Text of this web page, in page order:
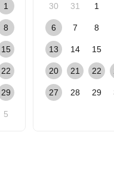
1
8
15
22
29
5
30 31 1
6 7 8
13 14 15
20 21 22
27 28 29